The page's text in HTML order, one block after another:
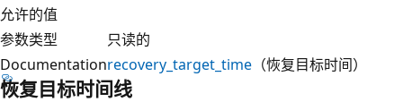
允许的值
参数类型
只读的
Documentationrecovery_target_time （恢复目标时间）
恢复目标时间线